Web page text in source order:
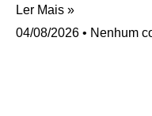
Ler Mais »
04/08/2026
Nenhum